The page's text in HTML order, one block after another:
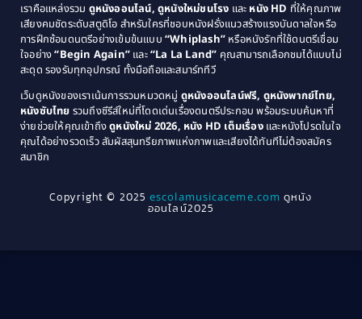
Coming of Age ก้าวพ้นวัย(1)
Coming-of-Age(3)
Community(1)
Crime อาชญากรรม(289)
Cult Film(4)
1979
1978
1976
1975
1974
1971
1970
1969
1968
1964
1963
1940
เราคือแหล่งรวม ดูหนังออนไลน์, ดูหนังใหม่ชนโรง และ หนัง HD ที่ให้คุณภาพ
เสียงคมชัดระดับสตูดิโอ สำหรับใครที่ชอบหนังฝรั่งแนวสร้างแรงบันดาลใจหรือ
การฝึกซ้อมดนตรีอย่างเข้มข้นแบบ “Whiplash” หรือหนังรักที่ใช้ดนตรีเชื่อม
ใจอย่าง“Begin Again” และ“La La Land” คุณสามารถเลือกชมได้แบบไม่
สะดุด รองรับทุกอุปกรณ์ ทั้งมือถือและสมาร์ททีวี
เว็บดูหนังของเราเน้นการรวมหมวดหมู่ ดูหนังออนไลน์ฟรี, ดูหนังพากย์ไทย,
หนังซับไทย รวมถึงซีรีส์ใหม่ที่โดดเด่นเรื่องดนตรีประกอบ พร้อมระบบค้นหาที่
ง่ายช่วยให้คุณเข้าถึงดูหนังใหม่ 2026, หนัง HD เต็มเรื่องและหนังโปรดในใจ
คุณได้อย่างรวดเร็ว สัมผัสสุนทรียภาพแห่งภาพและเสียงได้ทันทีไม่ต้องสมัคร
สมาชิก
Copyright © 2025escolamusicaceme.com ดูหนัง
ออนไลน์2025